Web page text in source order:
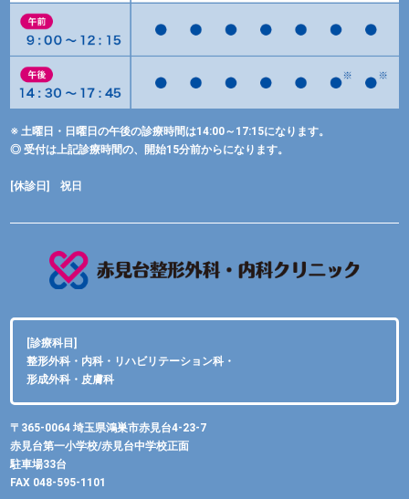
※ 土曜日・日曜日の午後の診療時間は14:00～17:15になります。
◎ 受付は上記診療時間の、開始15分前からになります。
[休診日] 祝日
[診療科目]
整形外科・内科・リハビリテーション科・
形成外科・皮膚科
〒365-0064 埼玉県鴻巣市赤見台4-23-7
赤見台第一小学校/赤見台中学校正面
駐車場33台
FAX 048-595-1101